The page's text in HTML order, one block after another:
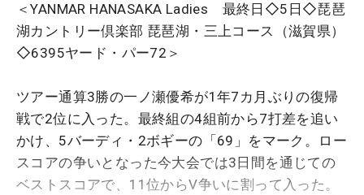
＜YANMAR HANASAKA Ladies 最終日◇5日◇琵琶
湖カントリー倶楽部 琵琶湖・三上コース（滋賀県）
◇6395ヤード・パー72＞
ツアー通算3勝の一ノ瀬優希が1年7カ月ぶりの復帰
戦で2位に入った。最終組の4組前から7打差を追い
かけ、5バーディ・2ボギーの「69」をマーク。ロー
スコアの争いとなった今大会では3日間を通じての
ベストスコアで、11位からV争いに割って入った。